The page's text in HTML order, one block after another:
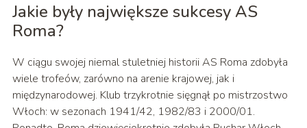
Jakie były największe sukcesy AS
Roma?
W ciągu swojej niemal stuletniej historii AS Roma zdobyła
wiele trofeów, zarówno na arenie krajowej, jak i
międzynarodowej. Klub trzykrotnie sięgnął po mistrzostwo
Włoch: w sezonach 1941/42, 1982/83 i 2000/01.